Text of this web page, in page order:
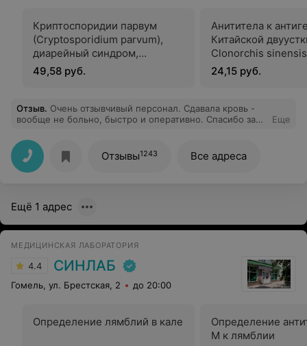
Криптоспоридии парвум
(Cryptosporidium parvum),
диарейный синдром,
антигенный тест
49,58 руб.
Анититела к
Китайской
Clonorchis
24,15 руб.
Отзыв. Очень отзывчивый персонал. Сдавала кровь -
вообще не больно, быстро и оперативно. Спасибо за
Еще
Отзывы1243 Все адреса
Ещё 1 адрес
МЕДИЦИНСКАЯ ЛАБОРАТОРИЯ
4.4 СИНЛАБ
Гомель, ул. Брестская, 2 до 20:00
Определение лямблий в кале
Определение
M к лямблии